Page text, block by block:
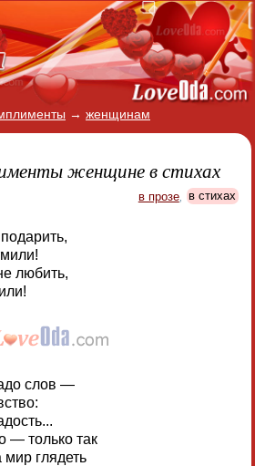
→ женщинам
женщине в стихах
в прозе, в стихах
любить,
слов —
— только так
глядеть